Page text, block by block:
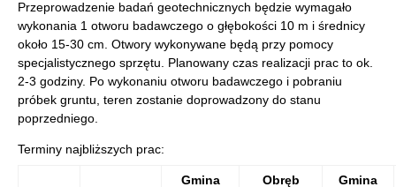
Przeprowadzenie badań geotechnicznych będzie wymagało
wykonania 1 otworu badawczego o głębokości 10 m i średnicy
około 15-30 cm. Otwory wykonywane będą przy pomocy
specjalistycznego sprzętu. Planowany czas realizacji prac to ok.
2-3 godziny. Po wykonaniu otworu badawczego i pobraniu
próbek gruntu, teren zostanie doprowadzony do stanu
poprzedniego.
Terminy najbliższych prac:
Gmina Obręb Gmina